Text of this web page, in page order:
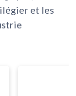
et les